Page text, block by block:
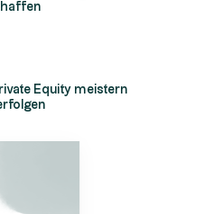
Equity meistern